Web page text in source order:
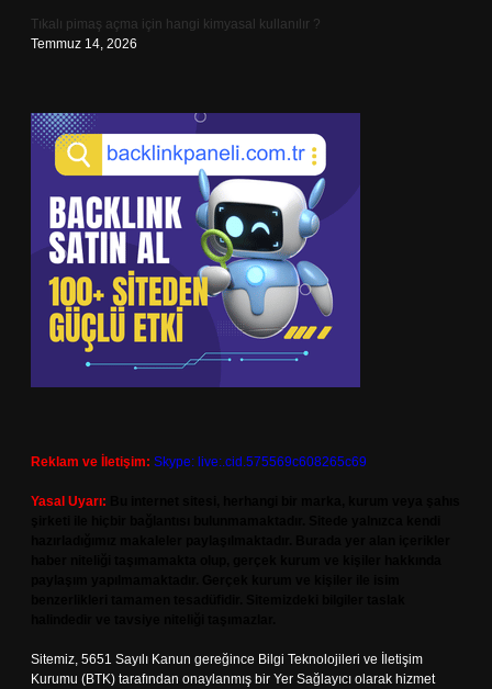
Tıkalı pimaş açma için hangi kimyasal kullanılır ?
Temmuz 14, 2026
Reklam ve İletişim: Skype: live:.cid.575569c608265c69
Yasal Uyarı:
Sitemiz, 5651 Sayılı Kanun gereğince Bilgi Teknolojileri ve İletişim
Kurumu (BTK) tarafından onaylanmış bir Yer Sağlayıcı olarak hizmet